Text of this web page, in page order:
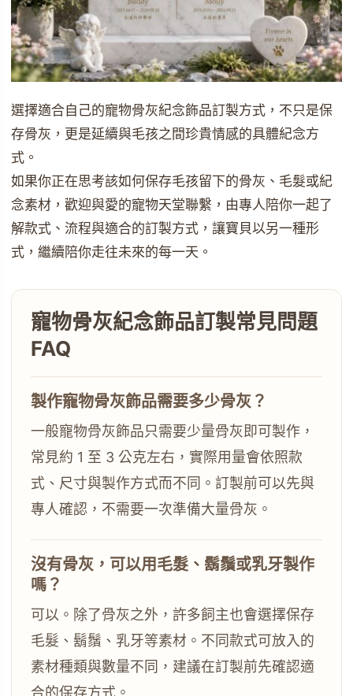
選擇適合自己的寵物骨灰紀念飾品訂製方式，不只是保
存骨灰，更是延續與毛孩之間珍貴情感的具體紀念方
式。
如果你正在思考該如何保存毛孩留下的骨灰、毛髮或紀
念素材，歡迎與愛的寵物天堂聯繫，由專人陪你一起了
解款式、流程與適合的訂製方式，讓寶貝以另一種形
式，繼續陪你走往未來的每一天。
寵物骨灰紀念飾品訂製常見問題
FAQ
製作寵物骨灰飾品需要多少骨灰？
一般寵物骨灰飾品只需要少量骨灰即可製作，
常見約 1 至 3 公克左右，實際用量會依照款
式、尺寸與製作方式而不同。訂製前可以先與
專人確認，不需要一次準備大量骨灰。
沒有骨灰，可以用毛髮、鬍鬚或乳牙製作
嗎？
可以。除了骨灰之外，許多飼主也會選擇保存
毛髮、鬍鬚、乳牙等素材。不同款式可放入的
素材種類與數量不同，建議在訂製前先確認適
合的保存方式。